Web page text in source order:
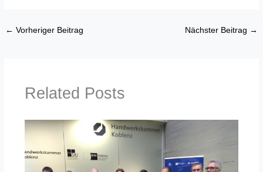
← Vorheriger Beitrag Nächster Beitrag →
Related Posts